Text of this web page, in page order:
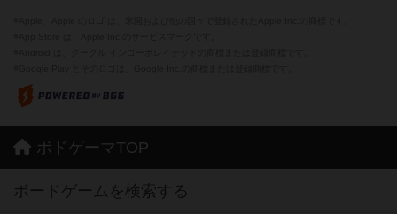
ボドゲーマTOP
ボードゲームを検索する